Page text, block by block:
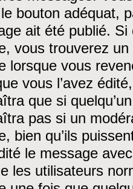
bouton adéquat,
ait été publié. Si
vous trouverez
lorsque vous
vous l’avez
que si
pas si un
bien qu’ils
le message
les utilisateurs